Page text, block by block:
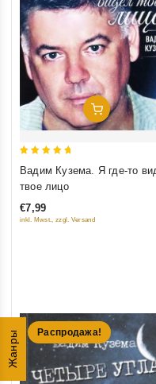
Жанры
Добавить В
out of 5
Вадим Кузема. Я где-то
твое лицо
€7,99
inkl. Mwst., zzgl. Versand
Распродажа!